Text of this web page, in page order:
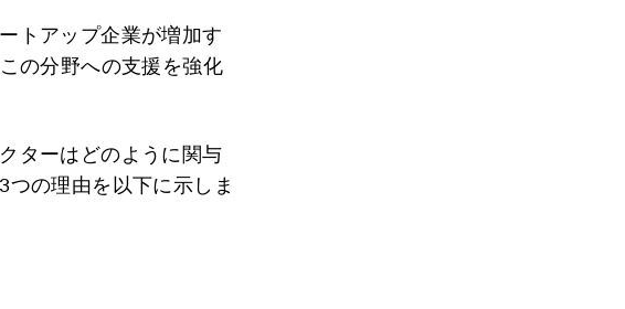
トアップ企業が増加す
の分野への支援を強化
ターはどのように関与
の理由を以下に示しま